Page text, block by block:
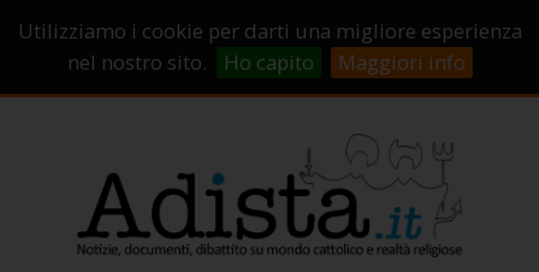
Utilizziamo i cookie per darti una migliore esperienza
nel nostro sito.
Ho capito Maggiori info
Campagne di crowdfunding
Chi Siamo